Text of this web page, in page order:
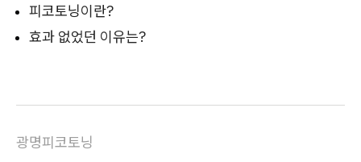
피코토닝이란?
효과 없었던 이유는?
광명피코토닝